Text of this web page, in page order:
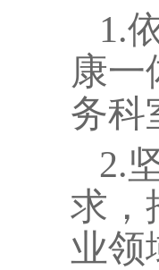
1.
康一
务科
2.
求，
业领